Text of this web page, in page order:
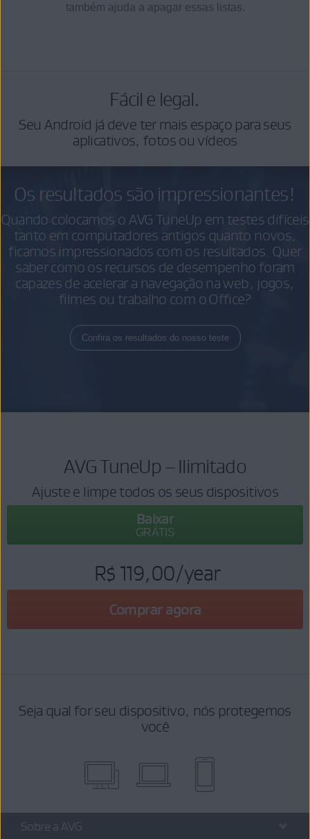
também ajuda a apagar essas listas.
Fácil e legal.
Seu Android já deve ter mais espaço para seus
aplicativos, fotos ou vídeos
Os resultados são impressionantes!
Quando colocamos o AVG TuneUp em testes difíceis
tanto em computadores antigos quanto novos,
ficamos impressionados com os resultados. Quer
saber como os recursos de desempenho foram
capazes de acelerar a navegação na web, jogos,
filmes ou trabalho com o Office?
Confira os resultados do nosso teste
AVG TuneUp – Ilimitado
Ajuste e limpe todos os seus dispositivos
Baixar
GRÁTIS
R$ 119,00/year
Comprar agora
Seja qual for seu dispositivo, nós protegemos
você
Sobre a AVG